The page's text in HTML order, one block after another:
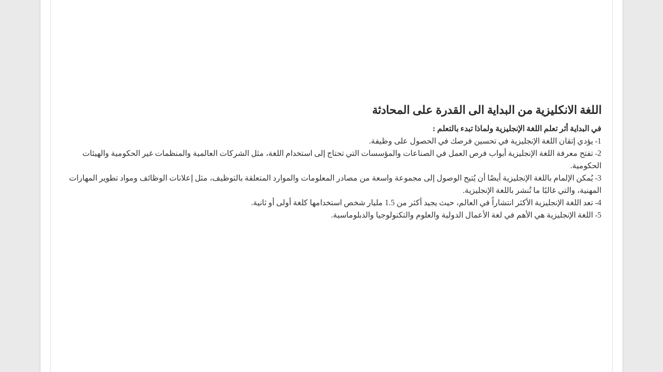
اللغة الانكليزية من البداية الى القدرة على المحادثة
في البداية أثر تعلم اللغة الإنجليزية ولماذا تبدء بالتعلم :
1- يؤدي إتقان اللغة الإنجليزية في تحسين فرصك في الحصول على وظيفة.
2- تفتح معرفة اللغة الإنجليزية أبواب فرص العمل في الصناعات والمؤسسات التي تحتاج إلى استخدام اللغة، مثل الشركات العالمية والمنظمات غير الحكومية والهيئات
الحكومية.
3- يُمكن الإلمام باللغة الإنجليزية أيضًا أن يُتيح الوصول إلى مجموعة واسعة من مصادر المعلومات والموارد المتعلقة بالتوظيف، مثل إعلانات الوظائف ومواد تطوير المهارات
المهنية، والتي غالبًا ما تُنشر باللغة الإنجليزية.
4- تعد اللغة الإنجليزية الأكثر انتشاراً في العالم، حيث يجيد أكثر من 1.5 مليار شخص استخدامها كلغة أولى أو ثانية.
5- اللغة الإنجليزية هي الأهم في لغة الأعمال الدولية والعلوم والتكنولوجيا والدبلوماسية.